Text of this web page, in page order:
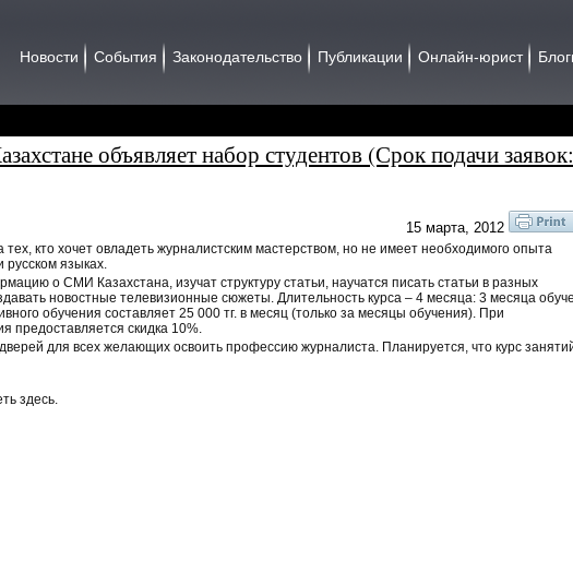
Новости События Законодательство Публикации Онлайн-юрист
объявляет набор студентов (Срок подачи заявок:
15 марта, 2012
кто хочет овладеть журналистским мастерством, но не имеет необходимого опыта
языках.
о СМИ Казахстана, изучат структуру статьи, научатся писать статьи в разных
новостные телевизионные сюжеты. Длительность курса – 4 месяца: 3 месяца
обучения составляет 25 000 тг. в месяц (только за месяцы обучения). При
предоставляется скидка 10%.
для всех желающих освоить профессию журналиста. Планируется, что курс
здесь.